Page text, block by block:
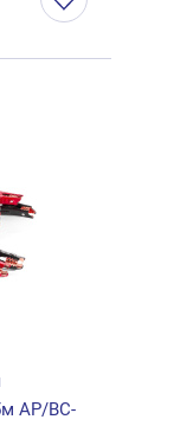
AP/BC-